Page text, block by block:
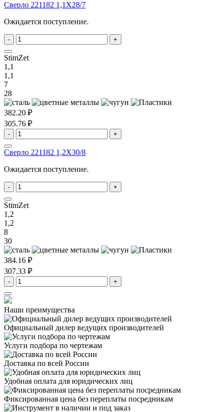
Сверло 221182 1,1X28/7
Ожидается поступление.
- +
StimZet
1,1
1,1
7
28
382.20 ₽
305.76 ₽
- +
Сверло 221182 1,2X30/8
Ожидается поступление.
- +
StimZet
1,2
1,2
8
30
384.16 ₽
307.33 ₽
- +
Наши преимущества
Официальный дилер ведущих производителей
Услуги подбора по чертежам
Доставка по всей России
Удобная оплата для юридических лиц
Фиксированная цена без переплаты посредникам